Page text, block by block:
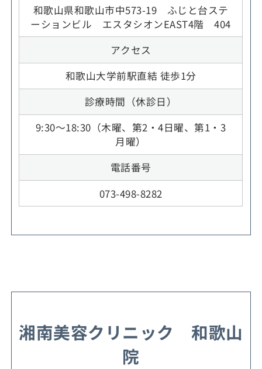
和歌山県和歌山市中573-19 ふじと台ステ
ーションビル エスタシオンEAST4階 404
アクセス
和歌山大学前駅直結 徒歩1分
診療時間（休診日）
9:30～18:30（木曜、第2・4日曜、第1・3
月曜）
電話番号
073-498-8282
湘南美容クリニック 和歌山
院